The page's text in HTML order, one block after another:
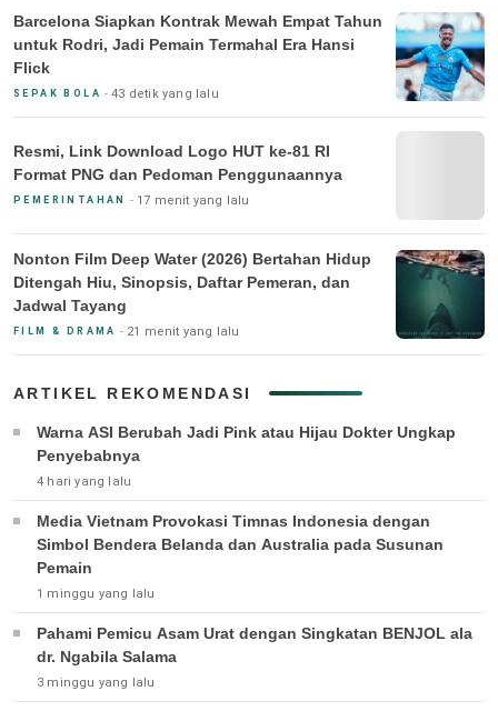
Barcelona Siapkan Kontrak Mewah Empat Tahun
untuk Rodri, Jadi Pemain Termahal Era Hansi
Flick
SEPAK BOLA 43 detik yang lalu
Resmi, Link Download Logo HUT ke-81 RI
Format PNG dan Pedoman Penggunaannya
PEMERINTAHAN 17 menit yang lalu
Nonton Film Deep Water (2026) Bertahan Hidup
Ditengah Hiu, Sinopsis, Daftar Pemeran, dan
Jadwal Tayang
FILM & DRAMA 21 menit yang lalu
ARTIKEL REKOMENDASI
Warna ASI Berubah Jadi Pink atau Hijau Dokter Ungkap
Penyebabnya
4 hari yang lalu
Media Vietnam Provokasi Timnas Indonesia dengan
Simbol Bendera Belanda dan Australia pada Susunan
Pemain
1 minggu yang lalu
Pahami Pemicu Asam Urat dengan Singkatan BENJOL ala
dr. Ngabila Salama
3 minggu yang lalu